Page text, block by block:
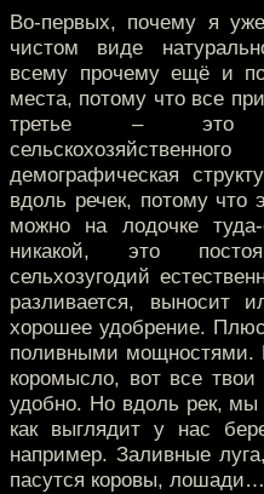
Во-первых, почему я
чистом виде
всему прочему ещё и
места, потому что все
третье – это
демографическая
вдоль речек, потому что
можно на лодочке
никакой, это
сельхозугодий
разливается, выносит
хорошее удобрение.
поливными мощностями.
коромысло, вот все
удобно. Но вдоль рек, мы
как выглядит у нас
например. Заливные
пасутся коровы, лошади…